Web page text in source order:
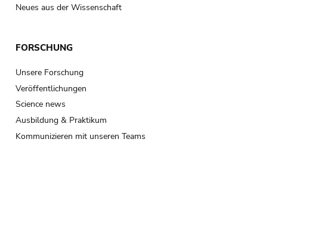
Neues aus der Wissenschaft
FORSCHUNG
Unsere Forschung
Veröffentlichungen
Science news
Ausbildung & Praktikum
Kommunizieren mit unseren Teams